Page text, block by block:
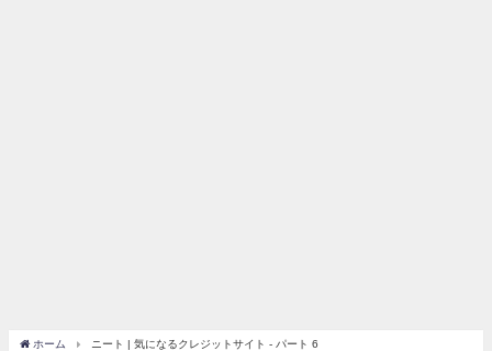
ホーム ニート | 気になるクレジットサイト - パート 6